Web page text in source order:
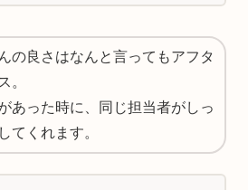
の良さはなんと言ってもアフタ
。
あった時に、同じ担当者がしっ
てくれます。